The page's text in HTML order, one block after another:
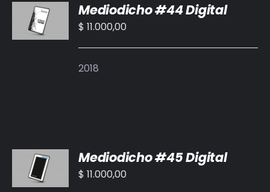
AL
CARRITO
/
Mediodicho #44 Digital
$ 11.000,00
2018
AL
CARRITO
/
Mediodicho #45 Digital
$ 11.000,00